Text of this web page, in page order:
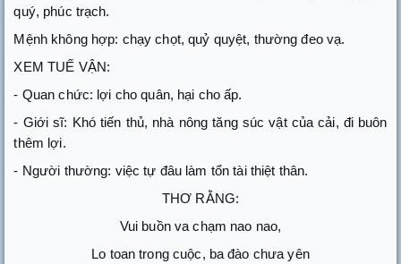
quý, phúc trạch.
Mệnh không hợp: chạy chọt, quỷ quyệt, thường đeo vạ.
XEM TUẾ VẬN:
- Quan chức: lợi cho quân, hại cho ấp.
- Giới sĩ: Khó tiến thủ, nhà nông tăng súc vật của cải, đi buôn
thêm lợi.
- Người thường: việc tự đâu làm tổn tài thiệt thân.
THƠ RẰNG:
Vui buồn va chạm nao nao,
Lo toan trong cuộc, ba đào chưa yên